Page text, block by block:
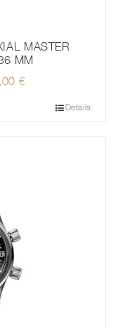
MASTER
MM
€
Details